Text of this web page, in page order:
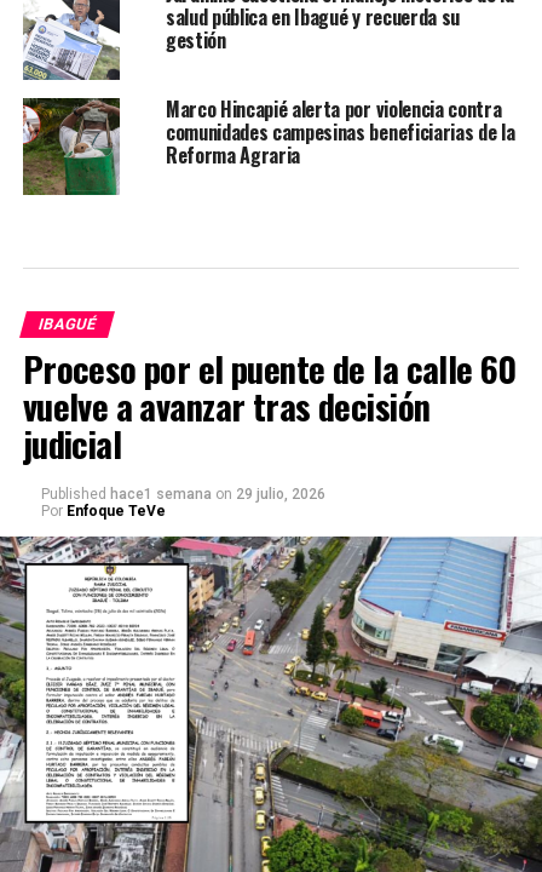
salud pública en Ibagué y recuerda su
gestión
Marco Hincapié alerta por violencia contra
comunidades campesinas beneficiarias de la
Reforma Agraria
IBAGUÉ
Proceso por el puente de la calle 60
vuelve a avanzar tras decisión
judicial
Published hace1 semana on 29 julio, 2026
Por Enfoque TeVe